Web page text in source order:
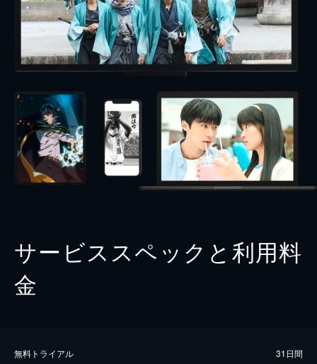
サービススペックと利用料
金
無料トライアル 31日間